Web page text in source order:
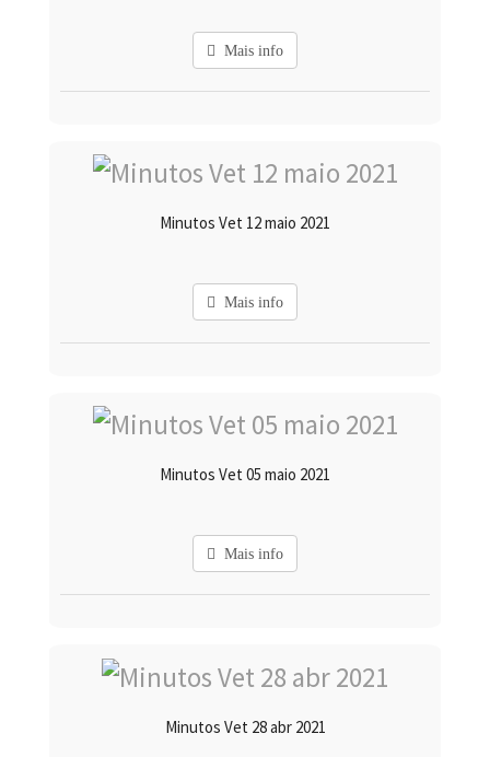
Mais info
Minutos Vet 12 maio 2021
Mais info
Minutos Vet 05 maio 2021
Mais info
Minutos Vet 28 abr 2021